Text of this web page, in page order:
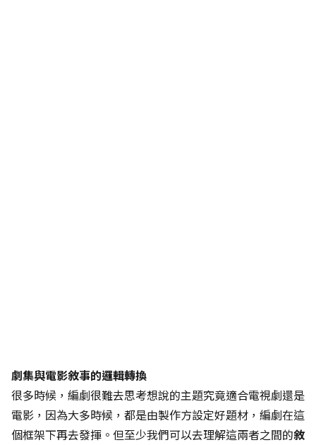
劇集與電影敘事的邏輯轉換
很多時候，編劇很難去思考想說的主題究竟適合電視劇還是
電影，因為大多時候，都是由製作方設定好題材，編劇在這
個框架下再去發揮。但至少我們可以去理解這兩者之間的敘